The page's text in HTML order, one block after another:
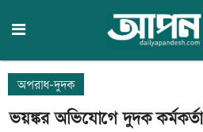
অপরাধ-দুদক
ভয়ঙ্কর অভিযোগে দুদক